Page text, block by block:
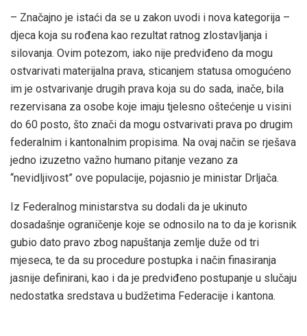
– Značajno je istaći da se u zakon uvodi i nova kategorija –
djeca koja su rođena kao rezultat ratnog zlostavljanja i
silovanja. Ovim potezom, iako nije predviđeno da mogu
ostvarivati materijalna prava, sticanjem statusa omogućeno
im je ostvarivanje drugih prava koja su do sada, inače, bila
rezervisana za osobe koje imaju tjelesno oštećenje u visini
do 60 posto, što znači da mogu ostvarivati prava po drugim
federalnim i kantonalnim propisima. Na ovaj način se rješava
jedno izuzetno važno humano pitanje vezano za
“nevidljivost” ove populacije, pojasnio je ministar Drljača.
Iz Federalnog ministarstva su dodali da je ukinuto
dosadašnje ograničenje koje se odnosilo na to da je korisnik
gubio dato pravo zbog napuštanja zemlje duže od tri
mjeseca, te da su procedure postupka i način finasiranja
jasnije definirani, kao i da je predviđeno postupanje u slučaju
nedostatka sredstava u budžetima Federacije i kantona.